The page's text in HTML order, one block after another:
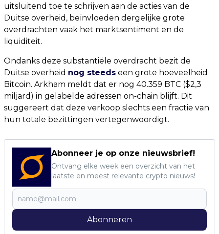
uitsluitend toe te schrijven aan de acties van de
Duitse overheid, beïnvloeden dergelijke grote
overdrachten vaak het marktsentiment en de
liquiditeit.
Ondanks deze substantiële overdracht bezit de
Duitse overheid nog steeds een grote hoeveelheid
Bitcoin. Arkham meldt dat er nog 40.359 BTC ($2,3
miljard) in gelabelde adressen on-chain blijft. Dit
suggereert dat deze verkoop slechts een fractie van
hun totale bezittingen vertegenwoordigt.
Abonneer je op onze nieuwsbrief!
Ontvang elke week een overzicht van het
laatste en meest relevante crypto nieuws!
Abonneren